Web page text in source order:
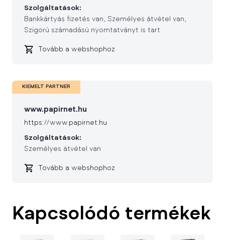
Szolgáltatások:
Bankkártyás fizetés van
Személyes átvétel van
Szigorú számadású nyomtatványt is tart
Tovább a webshophoz
KIEMELT PARTNER
www.papirnet.hu
https://www.papirnet.hu
Szolgáltatások:
Személyes átvétel van
Tovább a webshophoz
Kapcsolódó termékek